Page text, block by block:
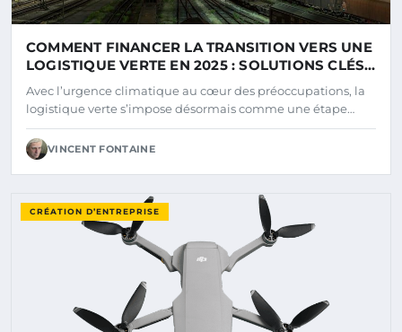
COMMENT FINANCER LA TRANSITION VERS UNE
LOGISTIQUE VERTE EN 2025 : SOLUTIONS CLÉS
ET DISPOSITIFS D’AIDE
Avec l’urgence climatique au cœur des préoccupations, la
logistique verte s’impose désormais comme une étape…
VINCENT FONTAINE
CRÉATION D’ENTREPRISE